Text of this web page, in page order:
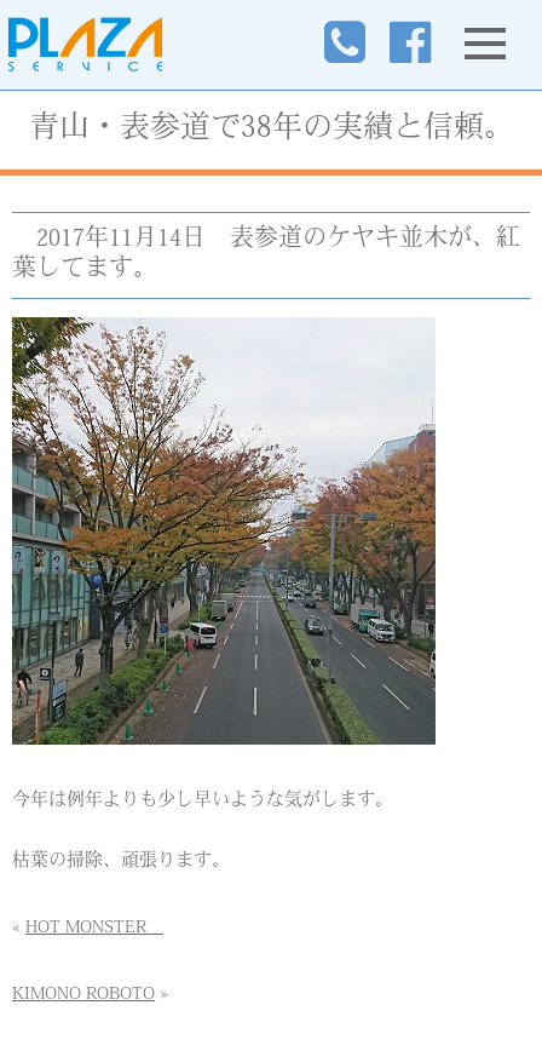
青山・表参道で38年の実績と信頼。
2017年11月14日 表参道のケヤキ並木が、紅
葉してます。
今年は例年よりも少し早いような気がします。
枯葉の掃除、頑張ります。
« HOT MONSTER
KIMONO ROBOTO »